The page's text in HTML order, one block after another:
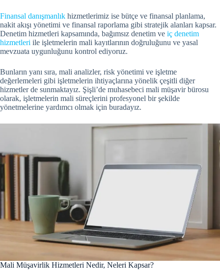
Finansal danışmanlık hizmetlerimiz ise bütçe ve finansal planlama,
nakit akışı yönetimi ve finansal raporlama gibi stratejik alanları kapsar.
Denetim hizmetleri kapsamında, bağımsız denetim ve iç denetim
hizmetleri ile işletmelerin mali kayıtlarının doğruluğunu ve yasal
mevzuata uygunluğunu kontrol ediyoruz.
Bunların yanı sıra, mali analizler, risk yönetimi ve işletme
değerlemeleri gibi işletmelerin ihtiyaçlarına yönelik çeşitli diğer
hizmetler de sunmaktayız. Şişli’de muhasebeci mali müşavir bürosu
olarak, işletmelerin mali süreçlerini profesyonel bir şekilde
yönetmelerine yardımcı olmak için buradayız.
Mali Müşavirlik Hizmetleri Nedir, Neleri Kapsar?